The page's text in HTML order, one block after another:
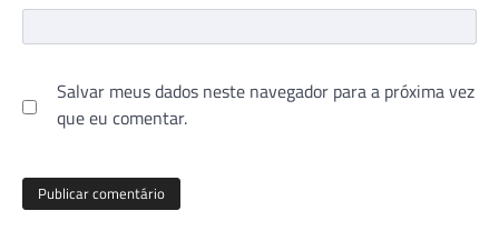
Salvar meus dados neste navegador para a próxima vez
que eu comentar.